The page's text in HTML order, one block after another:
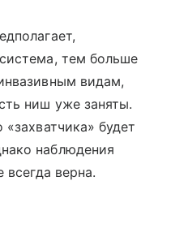
тем больше
видам,
ниш уже заняты.
будет
наблюдения
всегда верна.